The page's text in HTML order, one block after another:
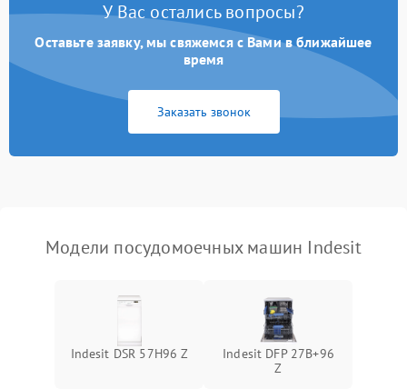
Не работает сушилка 2100 ₽ Подробнее →
Сбои в работе таймера 1700 ₽
У Вас остались вопросы?
Оставьте заявку, мы свяжемся с Вами в ближайшее
время
Заказать звонок
Модели посудомоечных машин Indesit
Indesit DSR 57H96 Z
Indesit DFP 27B+96
Z